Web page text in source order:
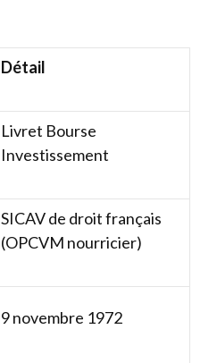
Détail
Livret Bourse
Investissement
SICAV de droit français
(OPCVM nourricier)
9 novembre 1972